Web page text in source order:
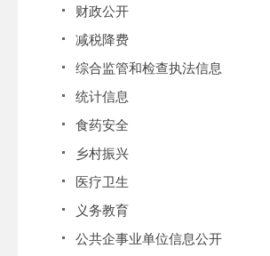
财政公开
减税降费
综合监管和检查执法信息
统计信息
食药安全
乡村振兴
医疗卫生
义务教育
公共企事业单位信息公开